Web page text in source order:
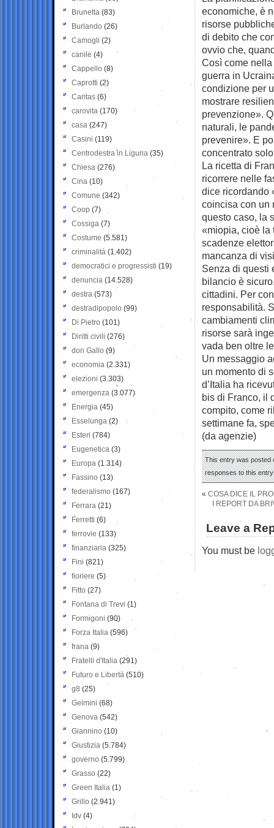
economiche, è
risorse
di debito che
ovvio che,
Così come
guerra in
condizione per
mostrare
prevenzione».
naturali, le
prevenire». E
concentrato
La ricetta di
ricorrere nelle
dice ricordando
coincisa con un
questo caso, la
«miopia, cioè la
scadenze
mancanza di
Senza di questi
bilancio è
cittadini. Per
responsabilità.
cambiamenti
risorse sarà
vada ben oltre
Un messaggio
un momento di
d’Italia ha
bis di Franco, il
compito, come
settimane fa,
(da agenzie)
This entry was posted
responses to this
« COSA DICE IL
I REPORT DA
Leave a
You must be
Brunetta (83)
Burlando (26)
Camogli (2)
canile (4)
Cappello (8)
Caprotti (2)
Caritas (6)
carovita (170)
casa (247)
Casini (119)
Centrodestra in Liguria (35)
Chiesa (276)
Cina (10)
Comune (342)
Coop (7)
Cossiga (7)
Costume (5.581)
criminalità (1.402)
democratici e progressisti (19)
denuncia (14.528)
destra (573)
destradipopolo (99)
Di Pietro (101)
Diritti civili (276)
don Gallo (9)
economia (2.331)
elezioni (3.303)
emergenza (3.077)
Energia (45)
Esselunga (2)
Esteri (784)
Eugenetica (3)
Europa (1.314)
Fassino (13)
federalismo (167)
Ferrara (21)
Ferretti (6)
ferrovie (133)
finanziaria (325)
Fini (821)
fioriere (5)
Fitto (27)
Fontana di Trevi (1)
Formigoni (90)
Forza Italia (596)
frana (9)
Fratelli d'Italia (291)
Futuro e Libertà (510)
g8 (25)
Gelmini (68)
Genova (542)
Giannino (10)
Giustizia (5.784)
governo (5.799)
Grasso (22)
Green Italia (1)
Grillo (2.941)
Idv (4)